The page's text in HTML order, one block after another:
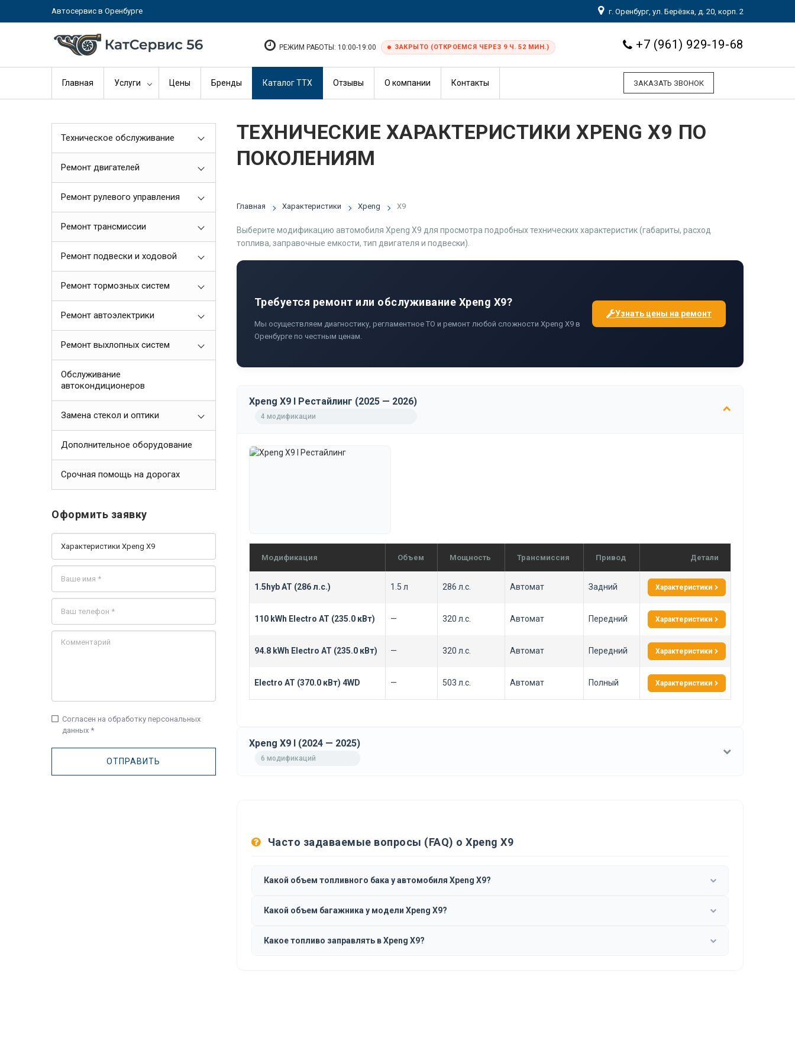
Автосервис в Оренбурге г. Оренбург, ул. Берёзка, д. 20, корп. 2
+7 (961) 929-19-68
РЕЖИМ РАБОТЫ: 10:00-19:00 ЗАКРЫТО (ОТКРОЕМСЯ ЧЕРЕЗ 9 Ч. 52 МИН.)
ЗАКАЗАТЬ ЗВОНОК
Главная Услуги Цены Бренды Каталог ТТХ Отзывы О компании Контакты
ТЕХНИЧЕСКИЕ ХАРАКТЕРИСТИКИ XPENG X9 ПО
ПОКОЛЕНИЯМ
Главная Характеристики Xpeng X9
Выберите модификацию автомобиля Xpeng X9 для просмотра подробных технических характеристик (габариты, расход
топлива, заправочные емкости, тип двигателя и подвески).
Требуется ремонт или обслуживание Xpeng X9?
Мы осуществляем диагностику, регламентное ТО и ремонт любой сложности Xpeng X9 в
Оренбурге по честным ценам.
Узнать цены на ремонт
Xpeng X9 I Рестайлинг (2025 — 2026)
4 модификации
Модификация Объем Мощность Трансмиссия Привод Детали
1.5hyb AT (286 л.с.) 1.5 л 286 л.с. Автомат Задний Характеристики
110 kWh Electro AT (235.0 кВт) — 320 л.с. Автомат Передний Характеристики
94.8 kWh Electro AT (235.0 кВт) — 320 л.с. Автомат Передний Характеристики
Electro AT (370.0 кВт) 4WD — 503 л.с. Автомат Полный Характеристики
Xpeng X9 I (2024 — 2025)
6 модификаций
Часто задаваемые вопросы (FAQ) о Xpeng X9
Какой объем топливного бака у автомобиля Xpeng X9?
Какой объем багажника у модели Xpeng X9?
Какое топливо заправлять в Xpeng X9?
Техническое обслуживание
Ремонт двигателей
Ремонт рулевого управления
Ремонт трансмиссии
Ремонт подвески и ходовой
Ремонт тормозных систем
Ремонт автоэлектрики
Ремонт выхлопных систем
Обслуживание
автокондиционеров
Замена стекол и оптики
Дополнительное оборудование
Срочная помощь на дорогах
Оформить заявку
check_box_outline_blank Согласен на обработку персональных
данных *